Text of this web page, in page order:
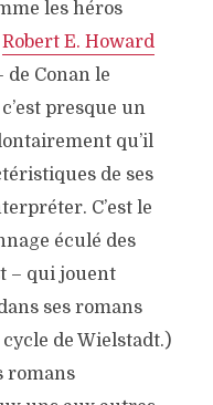
les héros
Robert E. Howard
Conan le
presque un
qu’il
de ses
C’est le
éculé des
– qui jouent
ses romans
de Wielstadt.)
romans